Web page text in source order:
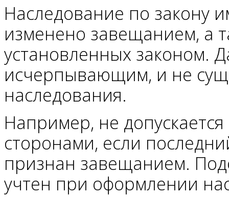
Наследование по закону
изменено завещанием, а
установленных законом.
исчерпывающим, и не
наследования.
Например, не
сторонами, если
признан завещанием.
учтен при оформлении